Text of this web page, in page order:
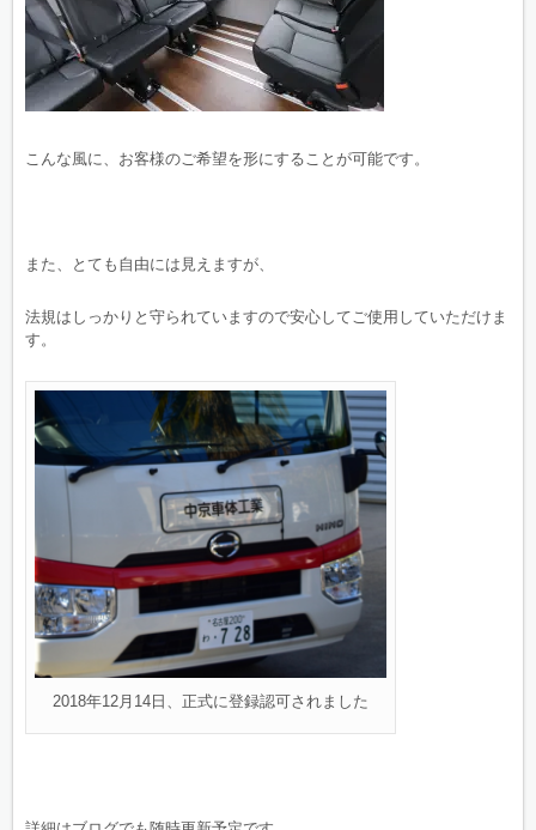
こんな風に、お客様のご希望を形にすることが可能です。
また、とても自由には見えますが、
法規はしっかりと守られていますので安心してご使用していただけま
す。
2018年12月14日、正式に登録認可されました